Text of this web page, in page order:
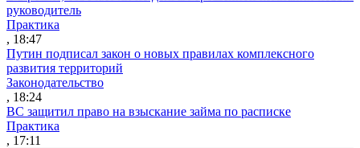
руководитель
Практика
, 18:47
Путин подписал закон о новых правилах комплексного
развития территорий
Законодательство
, 18:24
ВС защитил право на взыскание займа по расписке
Практика
, 17:11